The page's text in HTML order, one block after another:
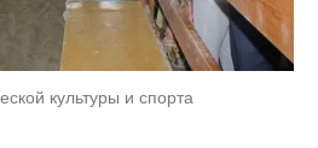
культуры и спорта